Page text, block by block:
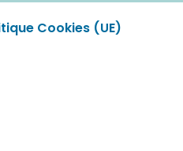
Cookies (UE)